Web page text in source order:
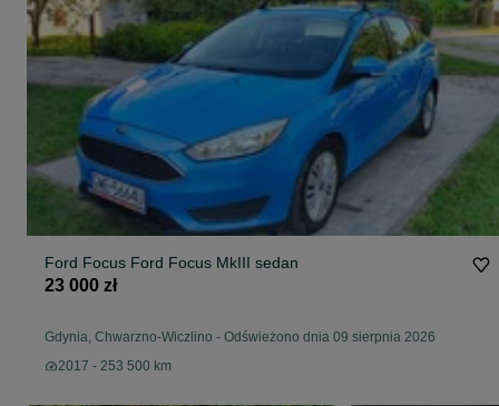
Ford Focus Ford Focus MkIII sedan
23 000 zł
Gdynia, Chwarzno-Wiczlino - Odświeżono dnia 09 sierpnia 2026
2017 - 253 500 km